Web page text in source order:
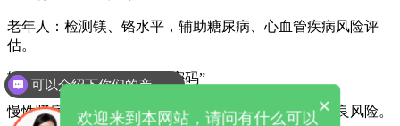
老年人：检测镁、铬水平，辅助糖尿病、心血管疾病风险评
估。
辅助诊断：破解疑难病症“密码”
慢性肾病：通过血磷、血钙检测，评估肾性骨营养不良风险。
可以介绍下你们的产品么
×
欢迎来到本网站，请问有什么可以